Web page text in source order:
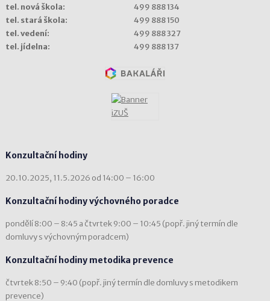
tel. nová škola:
499 888 134
tel. stará škola:
499 888 150
tel. vedení:
499 888 327
tel. jídelna:
499 888 137
Konzultační hodiny
20.10.2025, 11.5.2026 od 14:00 – 16:00
Konzultační hodiny výchovného poradce
pondělí 8:00 – 8:45 a čtvrtek 9:00 – 10:45 (popř. jiný termín dle
domluvy s výchovným poradcem)
Konzultační hodiny metodika prevence
čtvrtek 8:50 – 9:40 (popř. jiný termín dle domluvy s metodikem
prevence)